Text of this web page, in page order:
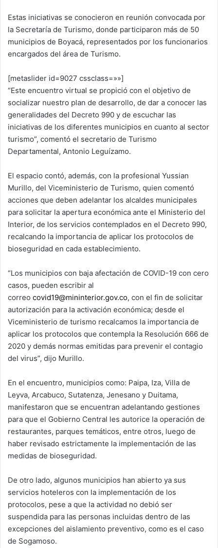
Estas iniciativas se conocieron en reunión convocada por
la Secretaría de Turismo, donde participaron más de 50
municipios de Boyacá, representados por los funcionarios
encargados del área de Turismo.
[metaslider id=9027 cssclass=»»]
“Este encuentro virtual se propició con el objetivo de
socializar nuestro plan de desarrollo, de dar a conocer las
generalidades del Decreto 990 y de escuchar las
iniciativas de los diferentes municipios en cuanto al sector
turismo”, comentó el secretario de Turismo
Departamental, Antonio Leguízamo.
El espacio contó, además, con la profesional Yussian
Murillo, del Viceministerio de Turismo, quien comentó
acciones que deben adelantar los alcaldes municipales
para solicitar la apertura económica ante el Ministerio del
Interior, de los servicios contemplados en el Decreto 990,
recalcando la importancia de aplicar los protocolos de
bioseguridad en cada establecimiento.
“Los municipios con baja afectación de COVID-19 con cero
casos, pueden escribir al
correo covid19@mininterior.gov.co, con el fin de solicitar
autorización para la activación económica; desde el
Viceministerio de turismo recalcamos la importancia de
aplicar los protocolos que contempla la Resolución 666 de
2020 y demás normas emitidas para prevenir el contagio
del virus”, dijo Murillo.
En el encuentro, municipios como: Paipa, Iza, Villa de
Leyva, Arcabuco, Sutatenza, Jenesano y Duitama,
manifestaron que se encuentran adelantando gestiones
para que el Gobierno Central les autorice la operación de
restaurantes, parques temáticos, entre otros, luego de
haber revisado estrictamente la implementación de las
medidas de bioseguridad.
De otro lado, algunos municipios han abierto ya sus
servicios hoteleros con la implementación de los
protocolos, pese a que la actividad no debió ser
suspendida para las personas incluidas dentro de las
excepciones del aislamiento preventivo, como es el caso
de Sogamoso.